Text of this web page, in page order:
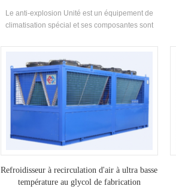
Le anti-explosion Unité est un équipement de
climatisation spécial et ses composantes sont
exigences pertinentes de la National Explosion-
Sotation Standard GB3836 et ont obtenu un
anti-explosion certificat. Convient pour une
utilisation dans des endroits dangereux
inflammables et explosifs et général Lieux Lieux
Il est largement utilisé dans le pétrole, le produit
chimique, le textile, l'impression, la médecine, la
nourriture et de nombreux autres industries.
Selon les caractéristiques du projet, la
Explosion-Rush Type de refroidisseur de vis à
vis à refroidissement par eau peut être un
Explosion-Rush type ou une pression positive
Refroidisseur à recirculation d'air à ultra basse
température au glycol de fabrication